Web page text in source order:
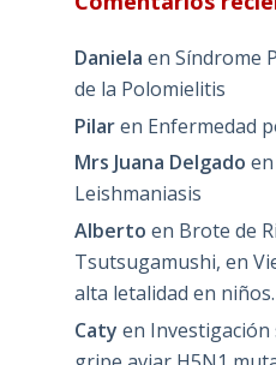
Daniela en Síndrome
de la Polomielitis
Pilaren Enfermedad
Mrs Juana Delgado en
Leishmaniasis
Alberto en Brote de
Tsutsugamushi, en
alta letalidad en niños.
Caty en Investigación